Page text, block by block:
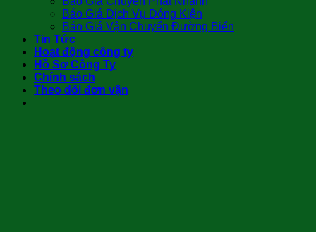
Báo Giá Dịch Vụ Đóng Kiện
Báo Giá Vận Chuyển Đường Biển
Tin Tức
Hoạt động công ty
Hồ Sơ Công Ty
Chính sách
Theo dõi đơn vận